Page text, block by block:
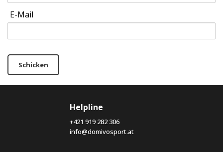
E-Mail
Schicken
Helpline
+421 919 282 306
info@domivosport.at